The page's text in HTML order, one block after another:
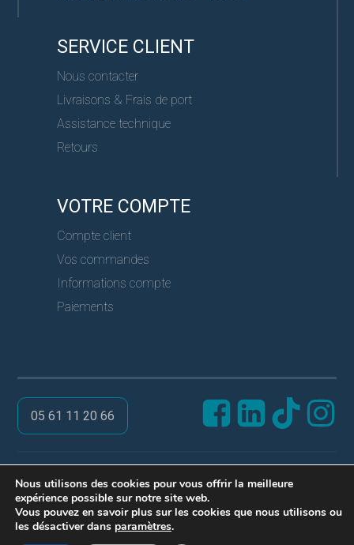
SERVICE CLIENT
Nous contacter
Livraisons & Frais de port
Assistance technique
Retours
VOTRE COMPTE
Compte client
Vos commandes
Informations compte
Paiements
05 61 11 20 66
@ PRO SERVICES CLES
Réalisation ARPEGA
Mentions légales
Nous utilisons des cookies pour vous offrir la meilleure
expérience possible sur notre site web.
Vous pouvez en savoir plus sur les cookies que nous utilisons ou
les désactiver dans paramètres.